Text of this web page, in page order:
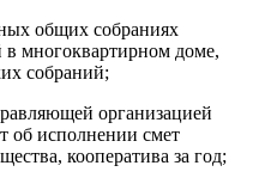
общих собраниях
многоквартирном доме,
собраний;
организацией
об исполнении смет
кооператива за год;